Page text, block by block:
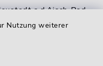
Nutzung weiterer
a.d.Aisch-Bad